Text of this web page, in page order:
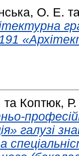
О. Е.
та Коптюк,
галузі